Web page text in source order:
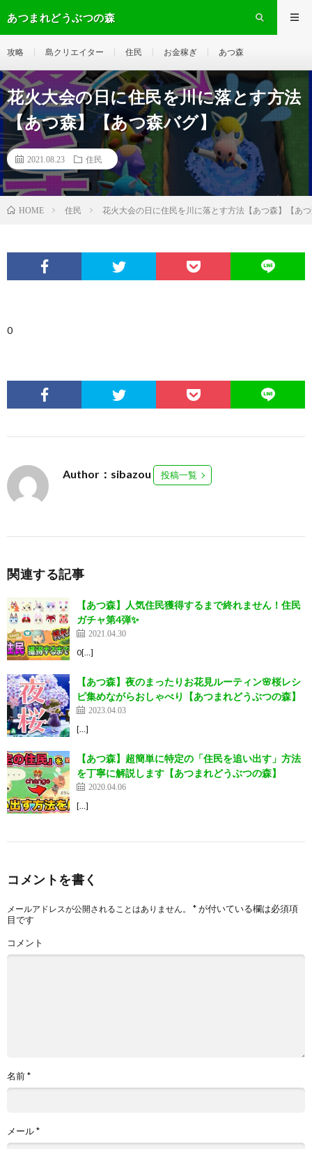
あつまれどうぶつの森
攻略 島クリエイター 住民 お金稼ぎ あつ森
花火大会の日に住民を川に落とす方法
【あつ森】【あつ森バグ】
2021.08.23 住民
HOME 住民 花火大会の日に住民を川に落とす方法【あつ森】【あ
0
Author：sibazou 投稿一覧
関連する記事
【あつ森】人気住民獲得するまで終れません！住民
ガチャ第4弾✨
2021.04.30
0[…]
【あつ森】夜のまったりお花見ルーティン🌸桜レシ
ピ集めながらおしゃべり【あつまれどうぶつの森】
2023.04.03
[…]
【あつ森】超簡単に特定の「住民を追い出す」方法
を丁寧に解説します【あつまれどうぶつの森】
2020.04.06
[…]
コメントを書く
メールアドレスが公開されることはありません。 *が付いている欄は必須項
目です
コメント
名前*
メール*